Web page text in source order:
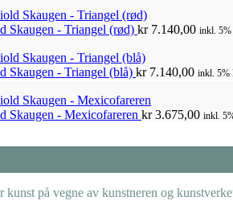
Skaugen - Triangel (rød) kr7.140,00 inkl.
Skaugen - Triangel (blå) kr7.140,00 inkl. 5%
Skaugen - Mexicofareren kr3.675,00 inkl.
på vegne av kunstneren og